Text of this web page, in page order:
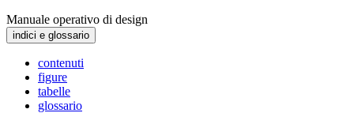
Manuale operativo di design
indici e glossario
contenuti
figure
tabelle
glossario